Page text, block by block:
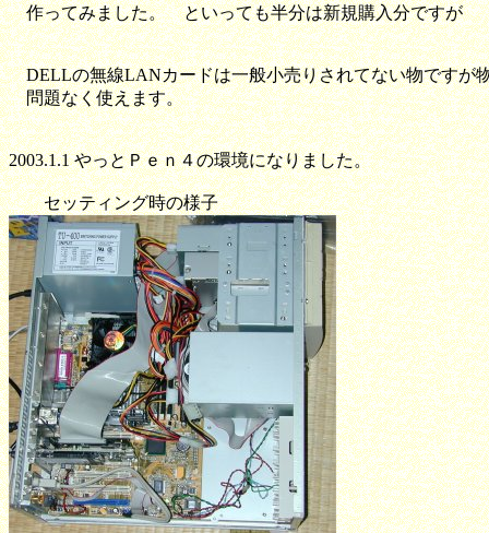
作ってみました。 といっても半分は新規購入分ですが
DELLの無線LANカードは一般小売りされてない物ですが
問題なく使えます。
2003.1.1 やっとＰｅｎ４の環境になりました。
セッティング時の様子